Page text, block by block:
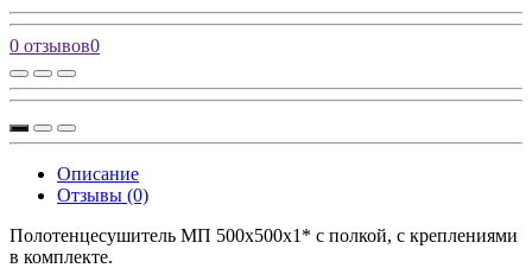
0 отзывов0
Описание
Отзывы (0)
Полотенцесушитель МП 500х500х1* с полкой, с креплениями
в комплекте.